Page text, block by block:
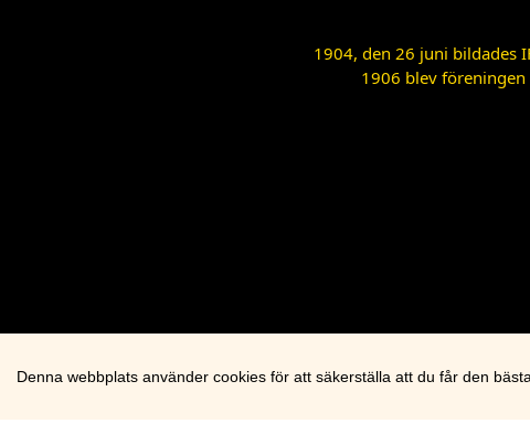
1904, den 26 juni bildades
1906 blev
Denna webbplats använder cookies för att säkerställa att du får den